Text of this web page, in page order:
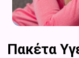
Πακέτα